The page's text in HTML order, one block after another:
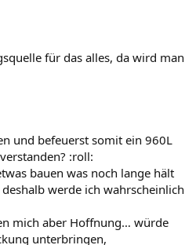
für das alles, da wird man
und befeuerst somit ein 960L
:roll:
bauen was noch lange hält
werde ich wahrscheinlich
mich aber Hoffnung… würde
unterbringen,